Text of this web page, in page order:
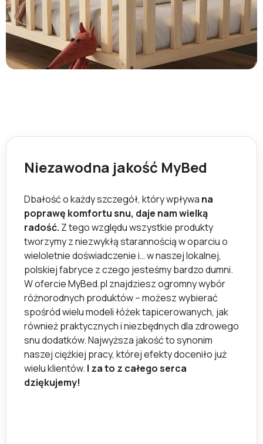
Niezawodna jakość MyBed
Dbałość o każdy szczegół, który wpływa na
poprawę komfortu snu, daje nam wielką
radość. Z tego względu wszystkie produkty
tworzymy z niezwykłą starannością w oparciu o
wieloletnie doświadczenie i… w naszej lokalnej,
polskiej fabryce z czego jesteśmy bardzo dumni.
W ofercie MyBed.pl znajdziesz ogromny wybór
różnorodnych produktów – możesz wybierać
spośród wielu modeli łóżek tapicerowanych, jak
również praktycznych i niezbędnych dla zdrowego
snu dodatków. Najwyższa jakość to synonim
naszej ciężkiej pracy, której efekty doceniło już
wielu klientów. I za to z całego serca
dziękujemy!